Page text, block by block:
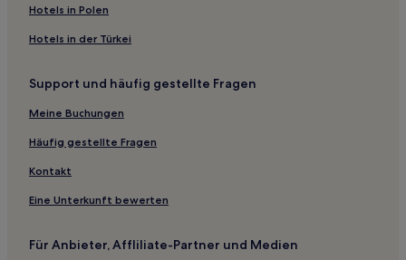
Hostels in Cala Ratjada
Hostels in Cala d'Or
Hostels in Formentera
Aparthotels in Formentera
Familien in Formentera
Formentera Hotels
3-Sterne-Hotels in Es Castell
Aparthotels in Sant Llorenç des Cardassar
Hotels in Polen
Hotels in der Türkei
Support und häufig gestellte Fragen
Meine Buchungen
Häufig gestellte Fragen
Kontakt
Eine Unterkunft bewerten
Für Anbieter, Affliliate-Partner und Medien